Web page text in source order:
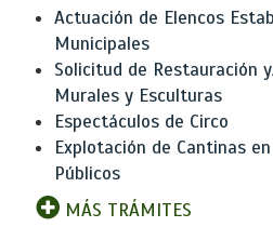
Actuación de Elencos
Municipales
Solicitud de Restauración
Murales y Esculturas
Espectáculos de Circo
Explotación de Cantinas
Públicos
MÁS TRÁMITES